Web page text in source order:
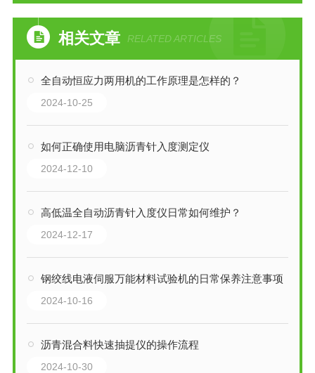
相关文章 RELATED ARTICLES
全自动恒应力两用机的工作原理是怎样的？
2024-10-25
如何正确使用电脑沥青针入度测定仪
2024-12-10
高低温全自动沥青针入度仪日常如何维护？
2024-12-17
钢绞线电液伺服万能材料试验机的日常保养注意事项
2024-10-16
沥青混合料快速抽提仪的操作流程
2024-10-30